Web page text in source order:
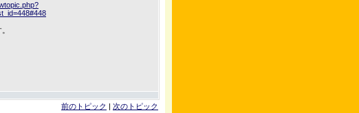
前のトピック | 次のトピック